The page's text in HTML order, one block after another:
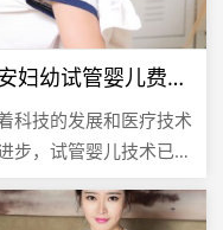
淮安妇幼试管婴儿费用解析，全面了解试管婴儿成本
科技的发展和医疗技术
步，试管婴儿技术已经
在众多提供试管婴儿服